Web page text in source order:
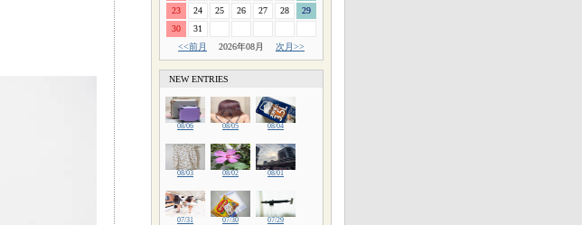
23
24 25 26 27 28
29
30
31
<<前月
2026年08月 次月>>
NEW ENTRIES
08/06 08/05 08/04
08/03 08/02 08/01
07/31 07/30 07/29